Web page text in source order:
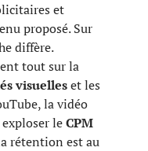
et
proposé. Sur
diffère.
tout sur la
visuelleset les
la vidéo
leCPM
rétention est au